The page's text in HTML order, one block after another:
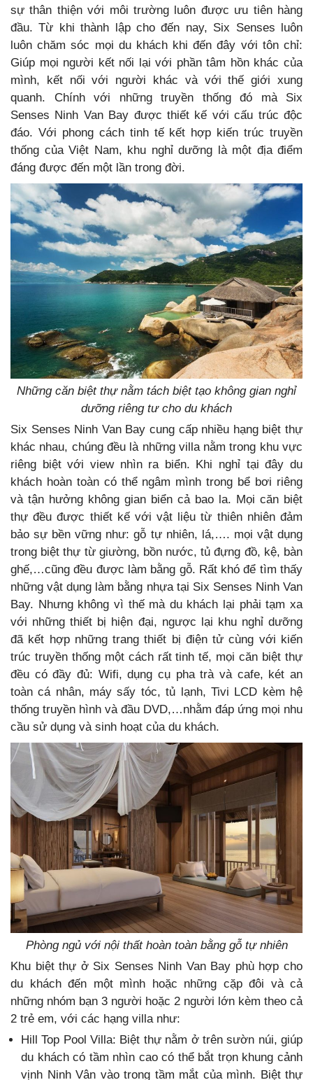
sự thân thiện với môi trường luôn được ưu tiên hàng
đầu. Từ khi thành lập cho đến nay, Six Senses luôn
luôn chăm sóc mọi du khách khi đến đây với tôn chỉ:
Giúp mọi người kết nối lại với phần tâm hồn khác của
mình, kết nối với người khác và với thế giới xung
quanh. Chính với những truyền thống đó mà Six
Senses Ninh Van Bay được thiết kế với cấu trúc độc
đáo. Với phong cách tinh tế kết hợp kiến trúc truyền
thống của Việt Nam, khu nghỉ dưỡng là một địa điểm
đáng được đến một lần trong đời.
Những căn biệt thự nằm tách biệt tạo không gian nghỉ
dưỡng riêng tư cho du khách
Six Senses Ninh Van Bay cung cấp nhiều hạng biệt thự
khác nhau, chúng đều là những villa nằm trong khu vực
riêng biệt với view nhìn ra biển. Khi nghỉ tại đây du
khách hoàn toàn có thể ngâm mình trong bể bơi riêng
và tận hưởng không gian biển cả bao la. Mọi căn biệt
thự đều được thiết kế với vật liệu từ thiên nhiên đảm
bảo sự bền vững như: gỗ tự nhiên, lá,…. mọi vật dụng
trong biệt thự từ giường, bồn nước, tủ đựng đồ, kệ, bàn
ghế,…cũng đều được làm bằng gỗ. Rất khó để tìm thấy
những vật dụng làm bằng nhựa tại Six Senses Ninh Van
Bay. Nhưng không vì thế mà du khách lại phải tạm xa
với những thiết bị hiện đại, ngược lại khu nghỉ dưỡng
đã kết hợp những trang thiết bị điện tử cùng với kiến
trúc truyền thống một cách rất tinh tế, mọi căn biệt thự
đều có đầy đủ: Wifi, dụng cụ pha trà và cafe, két an
toàn cá nhân, máy sấy tóc, tủ lạnh, Tivi LCD kèm hệ
thống truyền hình và đầu DVD,…nhằm đáp ứng mọi nhu
cầu sử dụng và sinh hoạt của du khách.
Phòng ngủ với nội thất hoàn toàn bằng gỗ tự nhiên
Khu biệt thự ở Six Senses Ninh Van Bay phù hợp cho
du khách đến một mình hoặc những cặp đôi và cả
những nhóm bạn 3 người hoặc 2 người lớn kèm theo cả
2 trẻ em, với các hạng villa như:
Hill Top Pool Villa: Biệt thự nằm ở trên sườn núi, giúp
du khách có tầm nhìn cao có thể bắt trọn khung cảnh
vịnh Ninh Vân vào trong tầm mắt của mình. Biệt thự